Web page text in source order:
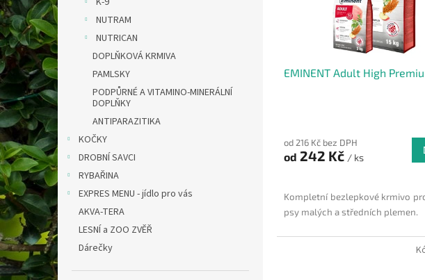
NUTRAM
NUTRICAN
DOPLŇKOVÁ KRMIVA
PAMLSKY
PODPŮRNÉ A VITAMINO-MINERÁLNÍ
DOPLŇKY
ANTIPARAZITIKA
KOČKY
DROBNÍ SAVCI
RYBAŘINA
EXPRES MENU - jídlo pro vás
AKVA-TERA
LESNÍ a ZOO ZVĚŘ
Dárečky
EMINENT Adult High
od 216 Kč bez DPH
od 242 Kč / ks
Kompletní bezlepkové krmivo
psy malých a středních plemen.